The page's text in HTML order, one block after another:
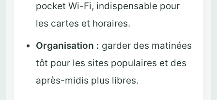
pocket Wi-Fi, indispensable pour
les cartes et horaires.
Organisation : garder des matinées
tôt pour les sites populaires et des
après-midis plus libres.